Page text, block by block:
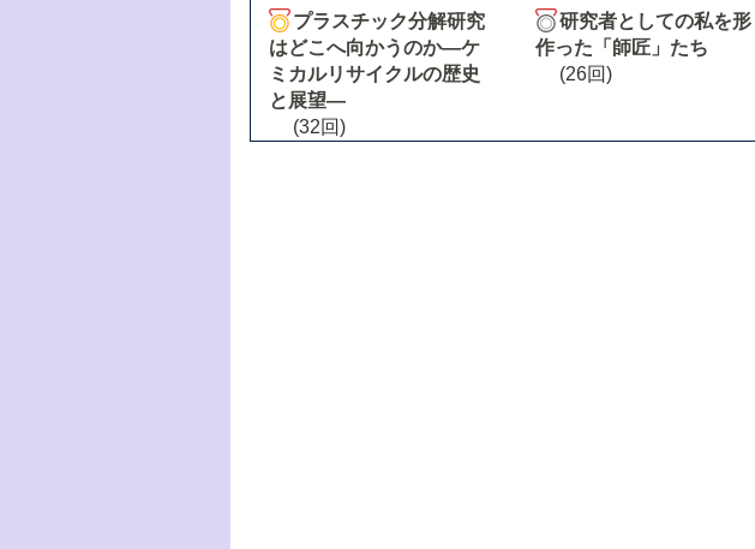
プラスチック分解研究
はどこへ向かうのか―ケ
ミカルリサイクルの歴史
と展望―
(32回)
研究者としての私を形
作った「師匠」たち
(26回)